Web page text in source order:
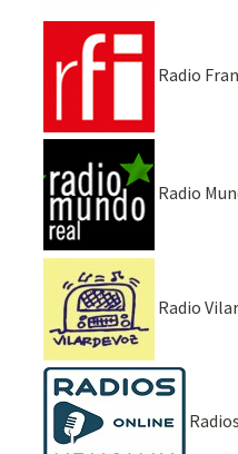
Radio
Radio
Radio